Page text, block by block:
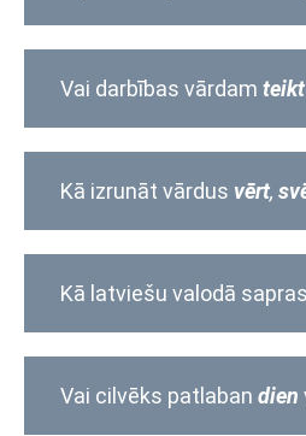
Vai darbības vārdam teikt
Kā izrunāt vārdus vērt,
Kā latviešu valodā
Vai cilvēks patlaban dien